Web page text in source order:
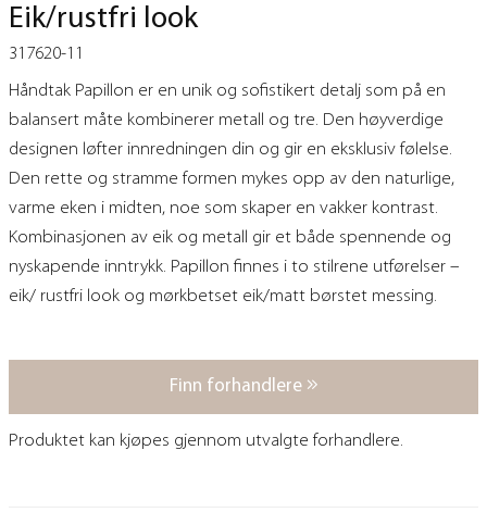
Eik/rustfri look
317620-11
Håndtak Papillon er en unik og sofistikert detalj som på en
balansert måte kombinerer metall og tre. Den høyverdige
designen løfter innredningen din og gir en eksklusiv følelse.
Den rette og stramme formen mykes opp av den naturlige,
varme eken i midten, noe som skaper en vakker kontrast.
Kombinasjonen av eik og metall gir et både spennende og
nyskapende inntrykk. Papillon finnes i to stilrene utførelser –
eik/ rustfri look og mørkbetset eik/matt børstet messing.
Finn forhandlere
Produktet kan kjøpes gjennom utvalgte forhandlere.